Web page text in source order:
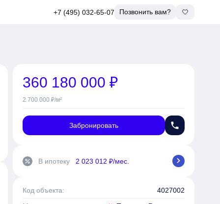
+7 (495) 032-65-07 Позвонить вам?
360 180 000 ₽
2 700 000 ₽/м²
Забронировать phone
percent В ипотеку 2 023 012 ₽/мес. chevron_right
Код объекта: 4027002